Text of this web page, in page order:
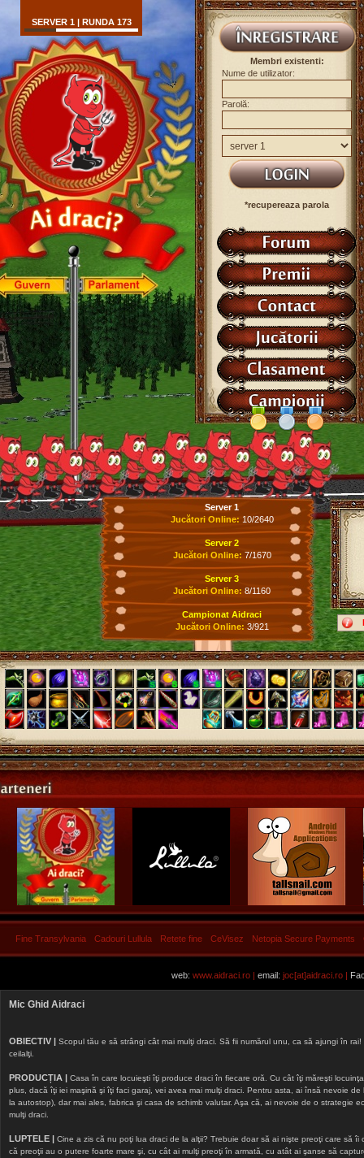
SERVER 1 | RUNDA 173
Membri existenti:
Nume de utilizator:
Parolă:
*recupereaza parola
Server 1
Jucători Online: 10/2640
Server 2
Jucători Online: 7/1670
Server 3
Jucători Online: 8/1160
Campionat Aidraci
Jucători Online: 3/921
Fine Transylvania Cadouri Lullula Retete fine CeVisez Netopia Secure Payments
web: www.aidraci.ro | email: joc[at]aidraci.ro |
Mic Ghid Aidraci
OBIECTIV | Scopul tău e să strângi cât mai mulţi draci. Să fii numărul unu, ca să ajungi în
ceilalţi.
PRODUCȚIA | Casa în care locuieşti îţi produce draci în fiecare oră. Cu cât îţi măreşti
plus, dacă îţi iei maşină şi îţi faci garaj, vei avea mai mulţi draci. Pentru asta, ai însă nevoie
la autostop), dar mai ales, fabrica şi casa de schimb valutar. Aşa că, ai nevoie de o strategie
mulţi draci.
LUPTELE | Cine a zis că nu poţi lua draci de la alţii? Trebuie doar să ai nişte preoţi care să
că preoţii au o putere foarte mare şi, cu cât ai mulţi preoţi în armată, cu atât ai şanse să